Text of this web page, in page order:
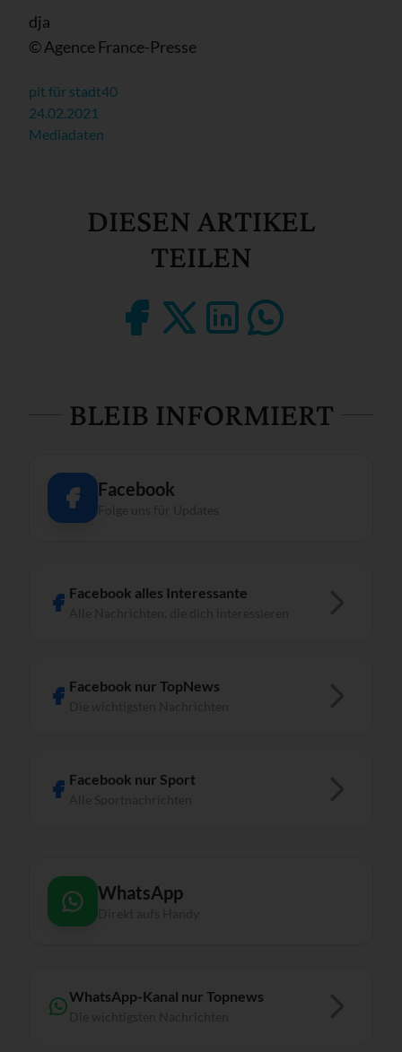
dja
© Agence France-Presse
pit für stadt40
24.02.2021
Mediadaten
DIESEN ARTIKEL
TEILEN
BLEIB INFORMIERT
Facebook
Facebook alles Interessante
Facebook nur TopNews
Facebook nur Sport
WhatsApp
WhatsApp-Kanal nur Topnews